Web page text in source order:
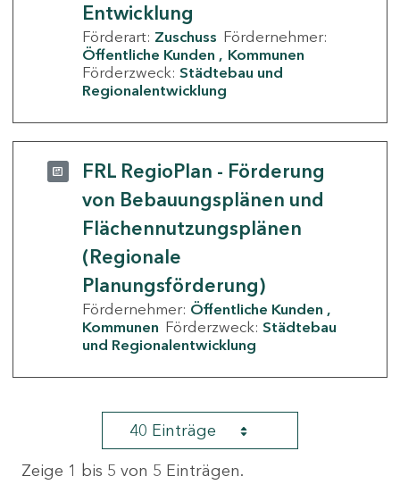
Entwicklung
Förderart: Zuschuss Fördernehmer:
Öffentliche Kunden
Kommunen
Förderzweck: Städtebau und
Regionalentwicklung
FRL RegioPlan - Förderung
von Bebauungsplänen und
Flächennutzungsplänen
(Regionale
Planungsförderung)
Fördernehmer: Öffentliche Kunden
Kommunen Förderzweck: Städtebau
und Regionalentwicklung
40 Einträge
Zeige 1 bis 5 von 5 Einträgen.